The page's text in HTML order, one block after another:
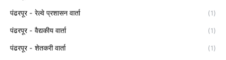
पंढरपूर - रेल्वे प्रशासन वार्ता (1)
पंढरपूर - वैद्यकीय वार्ता (1)
पंढरपूर - शेतकरी वार्ता (1)